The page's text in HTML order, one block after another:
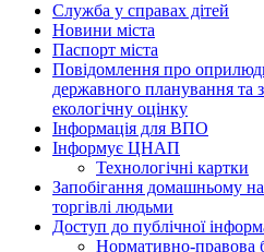
Служба у справах дітей
Новини міста
Паспорт міста
Повідомлення про
державного планування та
екологічну оцінку
Інформація для ВПО
Інформує ЦНАП
Технологічні картки
Запобігання домашньому
торгівлі людьми
Доступ до публічної
Нормативно-правова